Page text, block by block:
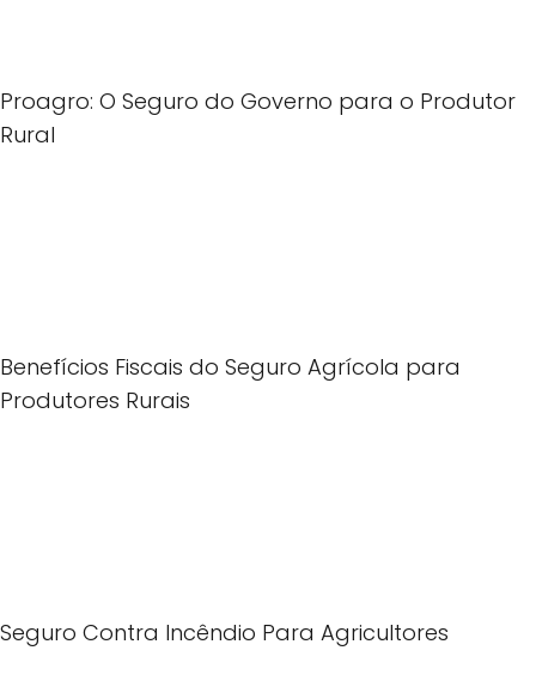
Proagro: O Seguro do Governo para o Produtor
Rural
Benefícios Fiscais do Seguro Agrícola para
Produtores Rurais
Seguro Contra Incêndio Para Agricultores